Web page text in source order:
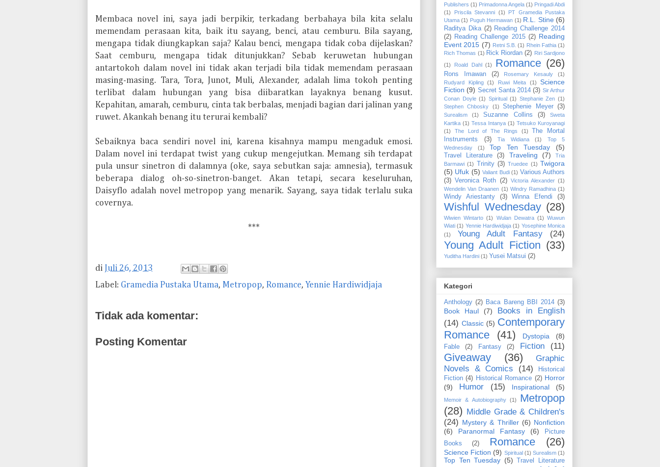
Membaca novel ini, saya jadi berpikir, terkadang berbahaya bila kita selalu
memendam perasaan kita, baik itu sayang, benci, atau cemburu. Bila sayang,
mengapa tidak diungkapkan saja? Kalau benci, mengapa tidak coba dijelaskan?
Saat cemburu, mengapa tidak ditunjukkan? Sebab keruwetan hubungan
antartokoh dalam novel ini tidak akan terjadi bila tidak memendam perasaan
masing-masing. Tara, Tora, Junot, Muli, Alexander, adalah lima tokoh penting
terlibat dalam hubungan yang bisa diibaratkan layaknya benang kusut.
Kepahitan, amarah, cemburu, cinta tak berbalas, menjadi bagian dari jalinan yang
ruwet. Akankah benang itu terurai kembali?
Sebaiknya baca sendiri novel ini, karena kisahnya mampu mengaduk emosi.
Dalam novel ini terdapat twist yang cukup mengejutkan. Memang sih terdapat
pula unsur sinetron di dalamnya (oke, saya sebutkan saja: amnesia), termasuk
beberapa dialog oh-so-sinetron-banget. Akan tetapi, secara keseluruhan,
Daisyflo adalah novel metropop yang menarik. Sayang, saya tidak terlalu suka
covernya.
***
di
Juli 26, 2013
Label: Gramedia Pustaka Utama, Metropop, Romance, Yennie Hardiwidjaja
Tidak ada komentar:
Posting Komentar
Publishers (1) Primadonna Angela (1) Pringadi Abdi
(1)
Priscila Stevanni (1)
PT Gramedia Pustaka
Utama (1) Puguh Hermawan (1) R.L. Stine (6)
Raditya Dika (2) Reading Challenge 2014
(2) Reading Challenge 2015 (2) Reading
Event 2015 (7) Retni S.B. (1) Rhein Fathia (1)
Rich Thomas (1) Rick Riordan (2) Riri Sardjono
(1)
Roald Dahl (1) Romance (26)
Rons Imawan (2) Rosemary Kesauly
(1)
Rudyard Kipling
(1) Ruwi Meita (1)
Science
Fiction (9) Secret Santa 2014 (3) Sir Arthur
Conan Doyle (1) Spiritual (1) Stephanie Zen (1)
Stephen Chbosky
(1) Stephenie Meyer (3)
Surealism (1) Suzanne Collins (3)
Sweta
Kartika (1) Tessa Intanya (1) Tetsuko Kuroyanagi
(1)
The Lord of The Rings (1)
The Mortal
Instruments
(3) Tia Widiana (1)
Top 5
Wednesday
(1) Top Ten Tuesday (5)
Travel Literature (3) Traveling (7)
Tria
Barmawi (1) Trinity (3) Truedee (1) Twigora
(5) Ufuk (5) Valiant Budi (1) Various Authors
(3) Veronica Roth (2) Victoria Alexander (1)
Wendelin Van Draanen (1) Windry Ramadhina (1)
Windy Ariestanty (3) Winna Efendi (3)
Wishful Wednesday (28)
Wiwien Wintarto (1) Wulan Dewatra (1) Wuwun
Wiati (1) Yennie Hardiwidjaja (1) Yosephine Monica
(1)
Young Adult Fantasy (24)
Young Adult Fiction (33)
Yuditha Hardini (1) Yusei Matsui (2)
Kategori
Anthology (2) Baca Bareng BBI 2014 (3)
Book Haul (7)
Books in English
(14) Classic (5) Contemporary
Romance
(41) Dystopia (8)
Fable (2) Fantasy (2) Fiction (11)
Giveaway (36)
Graphic
Novels & Comics
(14)
Historical
Fiction (4) Historical Romance (2) Horror
(9)
Humor (15) Inspirational (5)
Memoir & Autobiography (1)
Metropop
(28) Middle Grade & Children's
(24) Mystery & Thriller (6) Nonfiction
(6)
Paranormal Fantasy (6)
Picture
Books
(2) Romance (26)
Science Fiction (9) Spiritual (1) Surealism (1)
Top Ten Tuesday (5) Travel Literature